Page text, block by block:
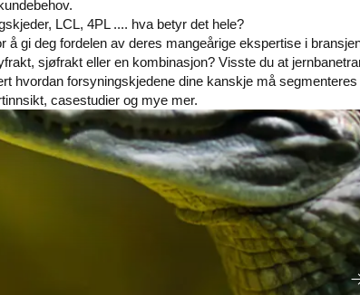
LCL, 4PL .... hva betyr det hele?
å gi deg fordelen av deres mangeårige ekspertise i
sjøfrakt eller en kombinasjon? Visste du at
hvordan forsyningskjedene dine kanskje må
casestudier og mye mer.